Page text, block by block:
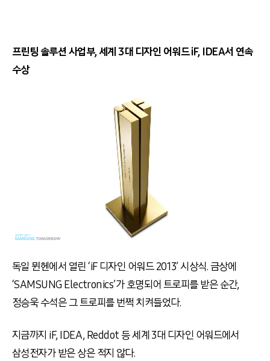
프린팅 솔루션 사업부, 세계 3대 디자인 어워드 iF, IDEA서 연속
수상
독일 뮌헨에서 열린 ‘iF 디자인 어워드 2013’ 시상식. 금상에
‘SAMSUNG Electronics’가 호명되어 트로피를 받은 순간,
정승욱 수석은 그 트로피를 번쩍 치켜들었다.
지금까지 iF, IDEA, Reddot 등 세계 3대 디자인 어워드에서
삼성전자가 받은 상은 적지 않다.